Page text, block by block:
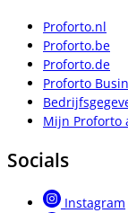
Proforto.nl
Proforto.be
Proforto.de
Proforto
Mijn Proforto
Socials
Instagram